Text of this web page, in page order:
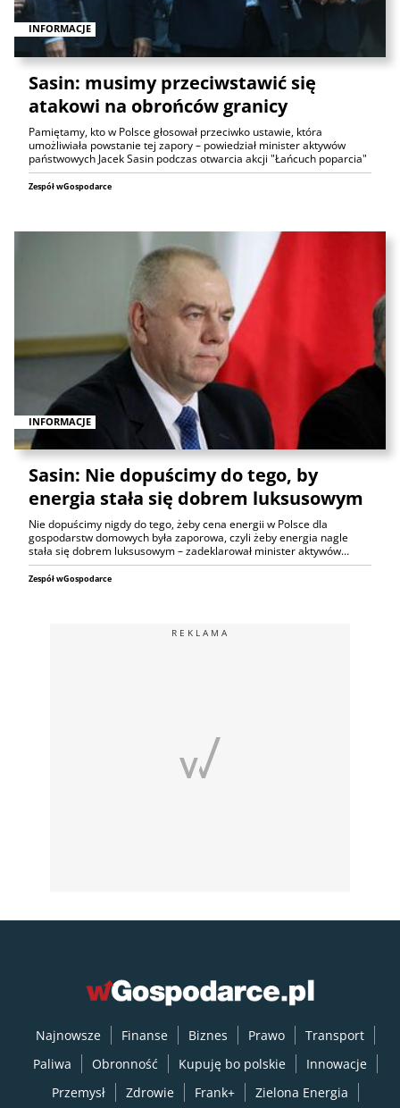
INFORMACJE
Sasin: musimy przeciwstawić się
atakowi na obrońców granicy
Pamiętamy, kto w Polsce głosował przeciwko ustawie, która
umożliwiała powstanie tej zapory – powiedział minister aktywów
państwowych Jacek Sasin podczas otwarcia akcji "Łańcuch poparcia"
Zespół wGospodarce
INFORMACJE
Sasin: Nie dopuścimy do tego, by
energia stała się dobrem luksusowym
Nie dopuścimy nigdy do tego, żeby cena energii w Polsce dla
gospodarstw domowych była zaporowa, czyli żeby energia nagle
stała się dobrem luksusowym – zadeklarował minister aktywów…
Zespół wGospodarce
REKLAMA
Najnowsze Finanse Biznes Prawo
Transport
Paliwa
Obronność Kupuję bo polskie
Innowacje
Przemysł
Zdrowie Frank+ Zielona Energia